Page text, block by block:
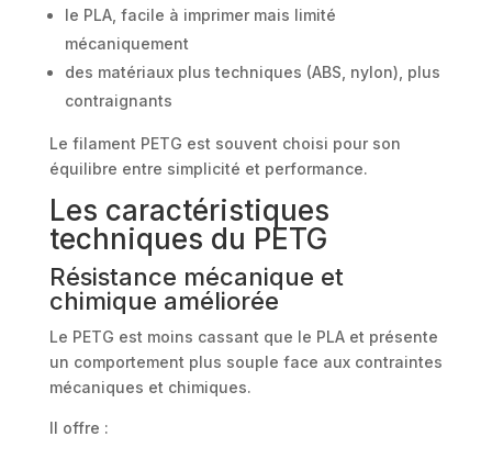
le PLA, facile à imprimer mais limité
mécaniquement
des matériaux plus techniques (ABS, nylon), plus
contraignants
Le filament PETG est souvent choisi pour son
équilibre entre simplicité et performance.
Les caractéristiques
techniques du PETG
Résistance mécanique et
chimique améliorée
Le PETG est moins cassant que le PLA et présente
un comportement plus souple face aux contraintes
mécaniques et chimiques.
Il offre :